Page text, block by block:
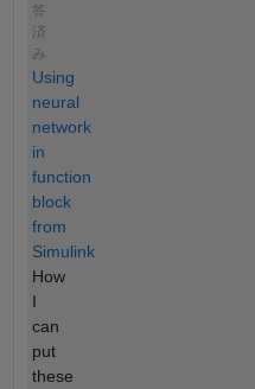
答
済
み
Using
neural
network
in
function
block
from
Simulink
How
I
can
put
these